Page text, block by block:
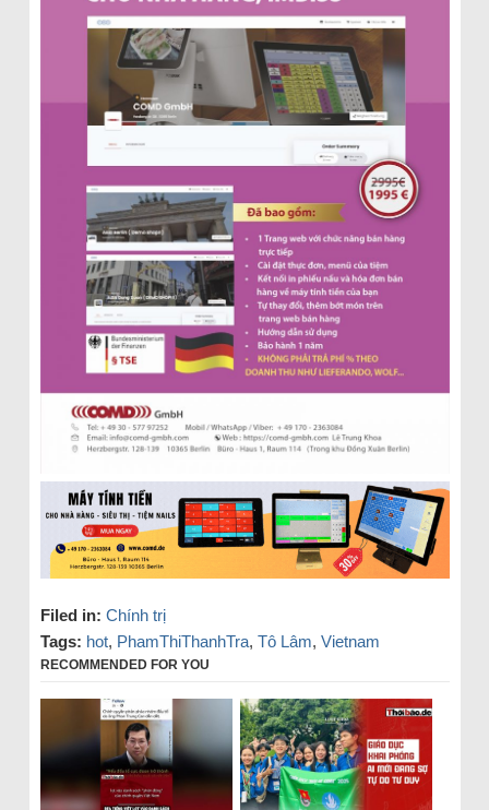
Filed in: Chính trị
Tags: hot, PhamThiThanhTra, Tô Lâm, Vietnam
RECOMMENDED FOR YOU